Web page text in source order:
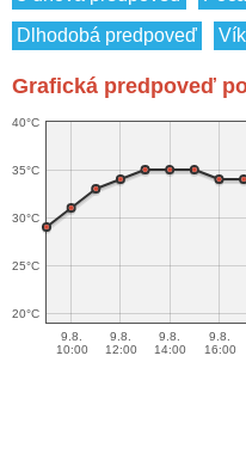
Dlhodobá predpoveď
Grafická predpoveď
9.8.
10:00
9.8.
12:00
9.8.
14:00
9.8.
16:00
20°C
25°C
30°C
35°C
40°C